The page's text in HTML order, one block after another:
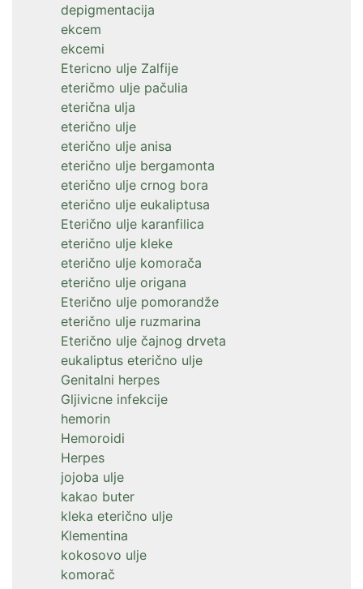
depigmentacija
ekcem
ekcemi
Etericno ulje Zalfije
eteričmo ulje pačulia
eterična ulja
eterično ulje
eterično ulje anisa
eterično ulje bergamonta
eterično ulje crnog bora
eterično ulje eukaliptusa
Eterično ulje karanfilica
eterično ulje kleke
eterično ulje komorača
eterično ulje origana
Eterično ulje pomorandže
eterično ulje ruzmarina
Eterično ulje čajnog drveta
eukaliptus eterično ulje
Genitalni herpes
Gljivicne infekcije
hemorin
Hemoroidi
Herpes
jojoba ulje
kakao buter
kleka eterično ulje
Klementina
kokosovo ulje
komorač